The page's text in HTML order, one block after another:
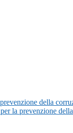
della
la prevenzione